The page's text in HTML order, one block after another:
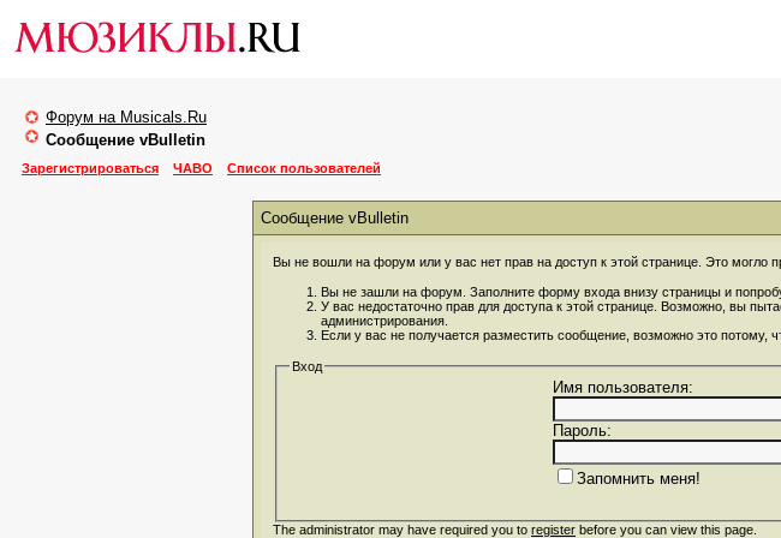
Форум на Musicals.Ru
Сообщение vBulletin
Зарегистрироваться
ЧАВО Список пользователей
Сообщение vBulletin
Вы не вошли на форум или у вас нет прав на доступ к этой странице. Это могло
Вы не зашли на форум. Заполните форму входа внизу страницы и
У вас недостаточно прав для доступа к этой странице. Возможно, вы
администрирования.
Если у вас не получается разместить сообщение, возможно это потому,
Вход
Имя пользователя:
Пароль:
Запомнить меня!
The administrator may have required you to register before you can view this page.